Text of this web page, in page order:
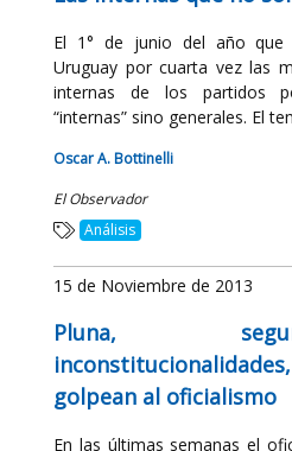
El 1° de junio del año que
Uruguay por cuarta vez las
internas de los partidos
“internas” sino generales. El
Oscar A. Bottinelli
El Observador
Análisis
15 de Noviembre de 2013
Pluna,
golpean al oficialismo
En las últimas semanas el